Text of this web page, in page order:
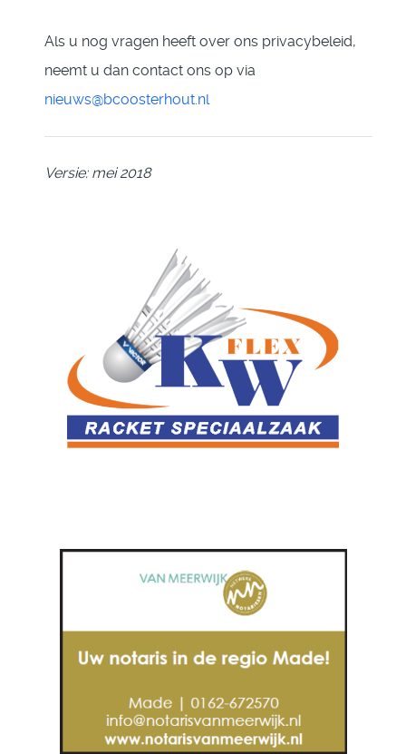
Als u nog vragen heeft over ons privacybeleid,
neemt u dan contact ons op via
nieuws@bcoosterhout.nl
Versie: mei 2018